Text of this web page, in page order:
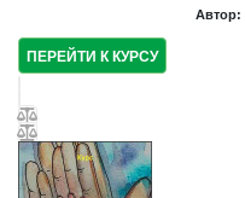
Автор:
ПЕРЕЙТИ К КУРСУ